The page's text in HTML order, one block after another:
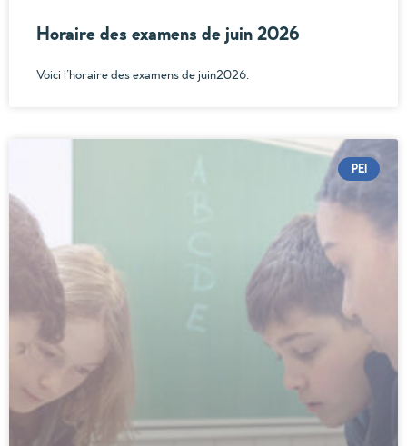
Horaire des examens de juin 2026
Voici l’horaire des examens de juin2026.
PEI